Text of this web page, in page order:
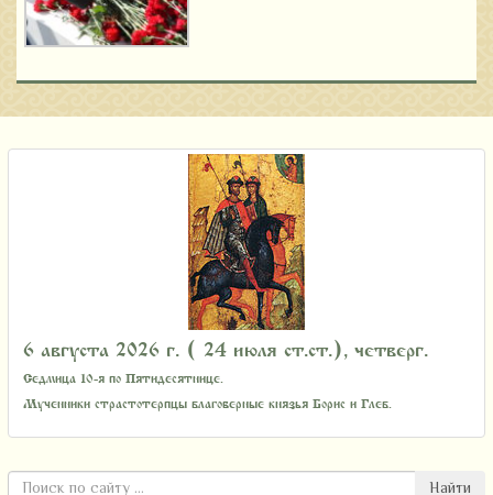
6 августа 2026 г. ( 24 июля ст.ст.), четверг.
Седмица 10-я по Пятидесятнице.
Мученники страстотерпцы благоверные князья Борис и Глеб.
Найти